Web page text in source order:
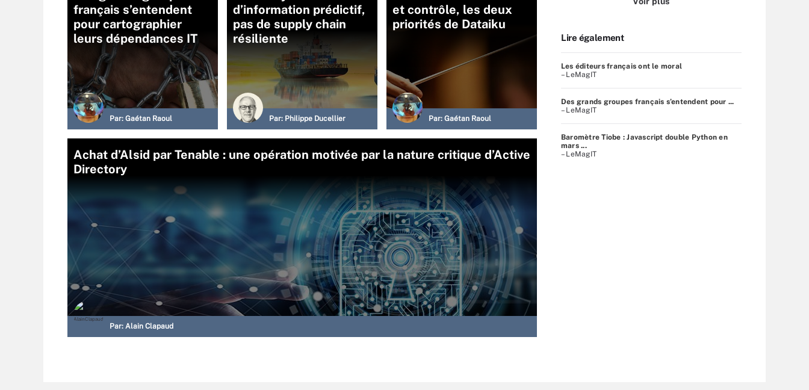
français s’entendent
pour cartographier
leurs dépendances IT
Par: Gaétan Raoul
d’information prédictif,
pas de supply chain
résiliente
Par: Philippe Ducellier
et contrôle, les deux
priorités de Dataiku
Par: Gaétan Raoul
Achat d’Alsid par Tenable : une opération motivée par la nature critique d’Active
Directory
Par: Alain Clapaud
Lire également
Les éditeurs français ont le moral
– LeMagIT
Des grands groupes français s’entendent pour ...
– LeMagIT
Baromètre Tiobe : Javascript double Python en
mars ...
– LeMagIT